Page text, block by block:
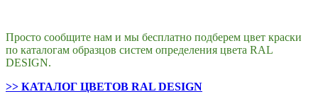
Просто сообщите нам и мы бесплатно подберем цвет краски
по каталогам образцов систем определения цвета RAL
DESIGN.
>> КАТАЛОГ ЦВЕТОВ RAL DESIGN